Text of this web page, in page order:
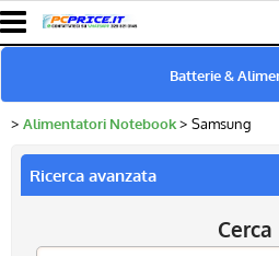
Home page
Batterie &
Ricambi per
Alimentatori Notebook Samsung
Ricerca avanzata
Cerca